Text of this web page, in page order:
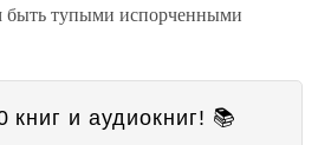
быть тупыми испорченными
книг и аудиокниг! 📚